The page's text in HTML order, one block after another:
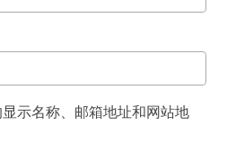
示名称、邮箱地址和网站地